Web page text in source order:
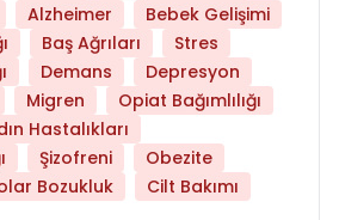
Alzheimer
Bebek Gelişimi
Baş Ağrıları
Stres
Demans
Depresyon
Migren
Opiat Bağımlılığı
Hastalıkları
Şizofreni
Obezite
Bozukluk Cilt Bakımı